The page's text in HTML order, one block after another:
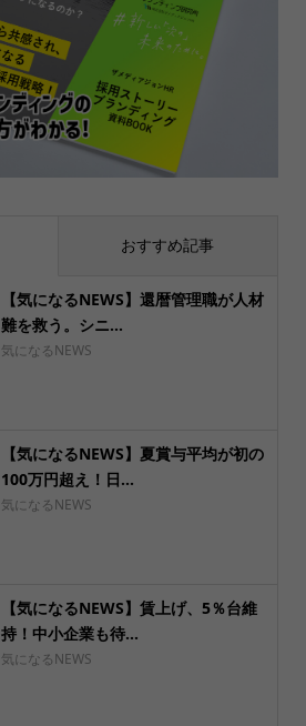
おすすめ記事
【気になるNEWS】還暦管理職が人材
難を救う。シニ...
気になるNEWS
【気になるNEWS】夏賞与平均が初の
100万円超え！日...
気になるNEWS
【気になるNEWS】賃上げ、5％台維
持！中小企業も待...
気になるNEWS